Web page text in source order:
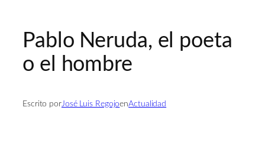
Pablo Neruda, el poeta
o el hombre
Escrito porJosé Luis RegojoenActualidad